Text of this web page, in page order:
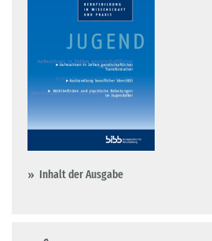
Inhalt der Ausgabe